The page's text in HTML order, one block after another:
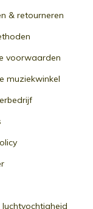
& retourneren
voorwaarden
muziekwinkel